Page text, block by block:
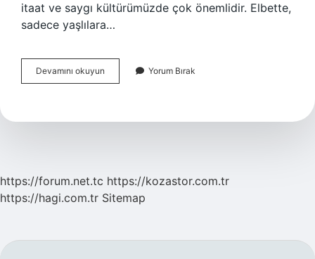
itaat ve saygı kültürümüzde çok önemlidir. Elbette,
sadece yaşlılara…
Devamını okuyun
Yerine
Yorum Bırak
https://forum.net.tc https://kozastor.com.tr
https://hagi.com.tr Sitemap